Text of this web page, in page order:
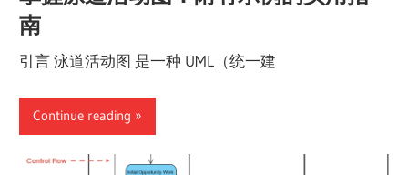
南
引言 泳道活动图 是一种 UML（统一建
Continue reading